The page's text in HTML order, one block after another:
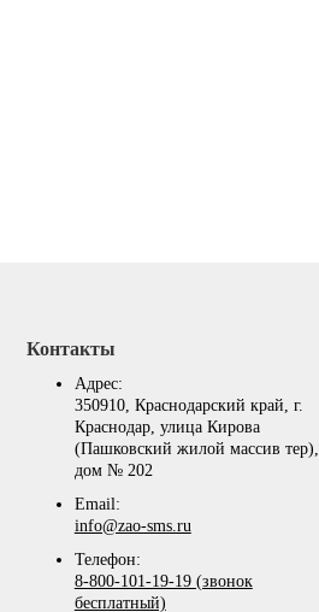
Контакты
Адрес:
350910, Краснодарский край, г.
Краснодар, улица Кирова
(Пашковский жилой массив тер),
дом № 202
Email:
info@zao-sms.ru
Телефон:
8-800-101-19-19 (звонок
бесплатный)